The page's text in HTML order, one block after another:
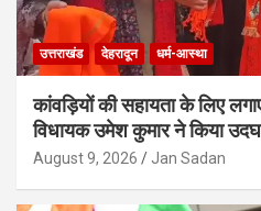
उत्तराखंड देहरादून धर्म-आस्था
कांवड़ियों की सहायता के लिए
विधायक उमेश कुमार ने किया
August 9, 2026 Jan Sadan